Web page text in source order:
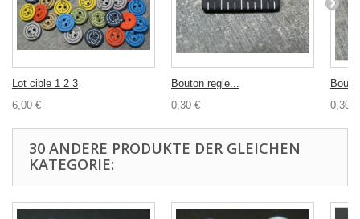
Lot cible 1 2 3
6,00 €
Bouton regle...
0,30 €
0,30 €
30 ANDERE PRODUKTE DER GLEICHEN
KATEGORIE: